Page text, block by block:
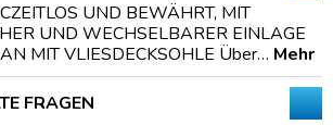
UND BEWÄHRT, MIT
UND WECHSELBARER EINLAGE
MIT VLIESDECKSOHLE Über… Mehr
FRAGEN